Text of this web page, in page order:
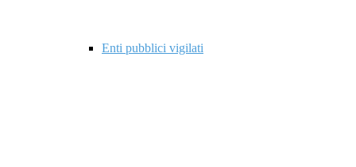
Enti pubblici vigilati